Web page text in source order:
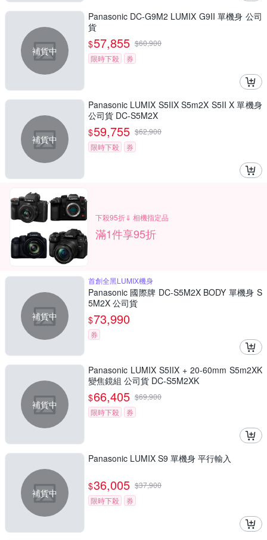
補貨中
Panasonic DC-G9M2 LUMIX G9II 單機身 公司
貨
$57,855 $60,900
限時下殺
券
補貨中
Panasonic LUMIX S5IIX S5m2X S5II X 單機身
公司貨 DC-S5M2X
$59,755 $62,900
限時下殺
券
下殺95折⇓ 相機指定品
滿1件享95折
補貨中
首創全黑LUMIX機身
Panasonic 國際牌 DC-S5M2X BODY 單機身 S
5M2X 公司貨
$73,990
券
補貨中
Panasonic LUMIX S5IIX + 20-60mm S5m2XK
變焦鏡組 公司貨 DC-S5M2XK
$66,405 $69,900
限時下殺
券
補貨中
Panasonic LUMIX S9 單機身 平行輸入
$36,005 $37,900
限時下殺
券